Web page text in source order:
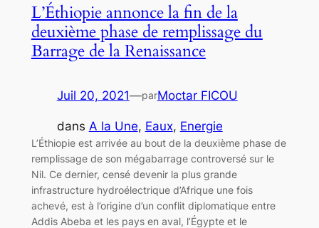
L’Éthiopie annonce la fin de la
deuxième phase de remplissage du
Barrage de la Renaissance
Juil 20, 2021—parMoctar FICOU
dans A la Une, Eaux, Energie
L’Éthiopie est arrivée au bout de la deuxième phase de
remplissage de son mégabarrage controversé sur le
Nil. Ce dernier, censé devenir la plus grande
infrastructure hydroélectrique d’Afrique une fois
achevé, est à l’origine d’un conflit diplomatique entre
Addis Abeba et les pays en aval, l’Égypte et le